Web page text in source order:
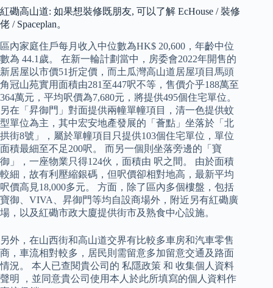
紅磡高山道: 如果想裝修既朋友, 可以了解 EcHouse / 裝修
佬 / Spaceplan。
區內家庭住戶每月收入中位數為HK$ 20,600，年齡中位
數為 44.1歲。 在新一輪計劃當中，房委會2022年開售的
新居屋以市價51折定價，而土瓜灣高山道居屋項目馬頭
角冠山苑實用面積由281至447呎不等，售價介乎188萬至
364萬元，平均呎價為7,680元，將提供495個住宅單位。
另在「昇御門」對面提供兩幢單幢項目，清一色提供蚊
型單位為主，其中宏安地產發展的「薈點」坐落於「北
拱街8號」，屬於單幢項目只提供103個住宅單位，單位
面積最細至不足200呎。 而另一個則坐落旁邊的「寶
御」，一座物業只得124伙，面積由 呎之間。 由於面積
較細，故有利壓縮銀碼，但呎價卻相對地高，最新平均
呎價高見18,000多元。 方面，除了區內多個樓盤，包括
寶御、VIVA、昇御門等均自設商場外，附近另有紅磡廣
場，以及紅磡市政大廈提供街市及熟食中心設施。
另外，在山西街和高山道交界有比較多車房和汽車零售
商，車流相對較多，居民則需留意多加留意交通及路面
情況。 本人已查閱貴公司的 私隱政策 和 收集個人資料
聲明 ，並同意貴公司使用本人於此所填寫的個人資料作